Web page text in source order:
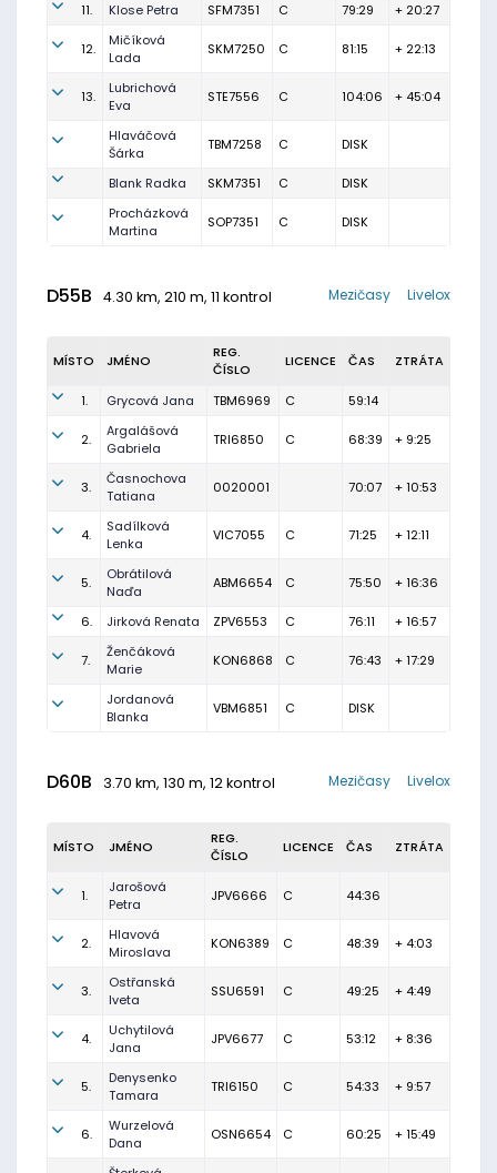
11. Klose Petra SFM7351 C 79:29 + 20:27
12.
Mičíková
Lada
SKM7250 C 81:15 + 22:13
13.
Lubrichová
Eva
STE7556 C 104:06 + 45:04
Hlaváčová
Šárka
TBM7258 C DISK
Blank Radka SKM7351 C
DISK
Procházková
Martina
SOP7351 C DISK
D55B 4.30 km, 210 m, 11 kontrol Livelox
Mezičasy
MÍSTO JMÉNO
REG.
ČÍSLO
LICENCE ČAS ZTRÁTA
1. Grycová Jana TBM6969 C 59:14
2.
Argalášová
Gabriela
TRI6850 C 68:39 + 9:25
3.
Časnochova
Tatiana
0020001 70:07 + 10:53
4.
Sadílková
Lenka
VIC7055 C 71:25 + 12:11
5.
Obrátilová
Naďa
ABM6654 C 75:50 + 16:36
6. Jirková Renata ZPV6553 C 76:11 + 16:57
7.
Ženčáková
Marie
KON6868 C 76:43 + 17:29
Jordanová
Blanka
VBM6851 C DISK
D60B 3.70 km, 130 m, 12 kontrol Livelox
Mezičasy
MÍSTO JMÉNO
REG.
ČÍSLO
LICENCE ČAS ZTRÁTA
1.
Jarošová
Petra
JPV6666 C 44:36
2.
Hlavová
Miroslava
KON6389 C 48:39 + 4:03
3.
Ostřanská
Iveta
SSU6591 C 49:25 + 4:49
4.
Uchytilová
Jana
JPV6677 C 53:12 + 8:36
5.
Denysenko
Tamara
TRI6150 C 54:33 + 9:57
6.
Wurzelová
Dana
OSN6654 C 60:25 + 15:49